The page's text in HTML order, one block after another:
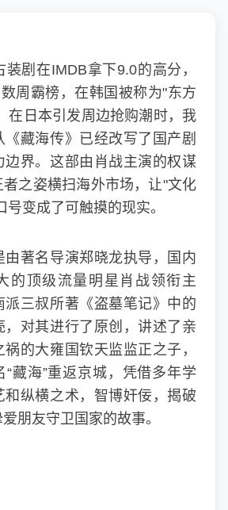
装剧在IMDB拿下9.0的高分，
周霸榜，在韩国被称为"东方
在日本引发周边抢购潮时，我
《藏海传》已经改写了国产剧
边界。这部由肖战主演的权谋
者之姿横扫海外市场，让"文化
号变成了可触摸的现实。
由著名导演郑晓龙执导，国内
的顶级流量明星肖战领衔主
派三叔所著《盗墓笔记》中的
，对其进行了原创，讲述了亲
的大雍国钦天监监正之子，
“藏海”重返京城，凭借多年学
和纵横之术，智博奸佞，揭破
朋友守卫国家的故事。